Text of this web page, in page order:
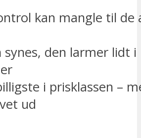
kan mangle til de
synes, den larmer lidt i
i prisklassen –
ud